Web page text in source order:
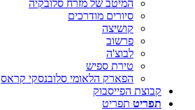
המיטב של מזרח סלובקיה
סיורים מודרכים
קושיצה
פרשוב
לבוצ'ה
טירת ספיש
הפארק הלאומי סלובנסקי קראס
קבוצת הפייסבוק
תפריט תפריט